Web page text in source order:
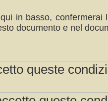
in basso,
documento e nel